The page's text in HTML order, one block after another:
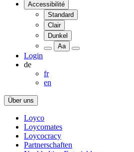
Accessibilité
Standard
Clair
Dunkel
Aa
Login
de
fr
en
Über uns
Loyco
Loycomates
Loycocracy
Partnerschaften